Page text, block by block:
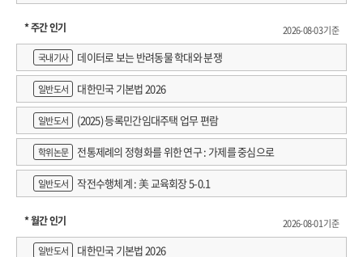
* 주간 인기
2026-08-03 기준
국내기사
데이터로 보는 반려동물 학대와 분쟁
일반도서 대한민국 기본법 2026
일반도서 (2025) 등록민간임대주택 업무 편람
학위논문 전통제례의 정형화를 위한 연구 : 가제를 중심으로
일반도서 작전수행체계 : 美 교육회장 5-0.1
* 월간 인기
2026-08-01 기준
일반도서
대한민국 기본법 2026